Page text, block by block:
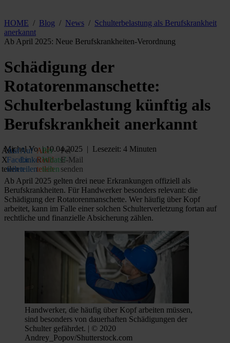
HOME / Blog / News / Schulterbelastung als Berufskrankheit
anerkannt
Ab April 2025: Neue Berufskrankheiten-Verordnung
Schädigung der
Rotatorenmanschette:
Schulterbelastung künftig als
Berufskrankheit anerkannt
Michel Vo| 10.04.2025 | Lesezeit: 4 Minuten
Auf
X
teilen
Auf
Facebook
teilen
Auf
LinkedIn
teilen
Auf
Reddit
teilen
Per
WhatsApp
teilen
Per
E‑Mail
senden
Ab April 2025 gelten drei neue Erkrankungen offiziell als
Berufskrankheiten. Für Handwerker besonders relevant: die
Schädigung der Rotatorenmanschette. Wer häufig über Kopf
arbeitet, kann im Falle einer solchen Schulterverletzung fortan auf
rechtliche und finanzielle Absicherung zählen.
Handwerker, die häufig über Kopf arbeiten müssen,
sind besonders von dauerhaften Schädigungen der
Schulter gefährdet. | © 2020
Andrey_Popov/Shutterstock.com